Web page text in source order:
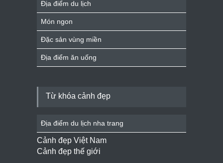
Địa điểm du lịch
Món ngon
Đặc sản vùng miền
Địa điểm ăn uống
Từ khóa cảnh đẹp
Địa điểm du lịch nha trang
Cảnh đẹp Việt Nam
Cảnh đẹp thế giới